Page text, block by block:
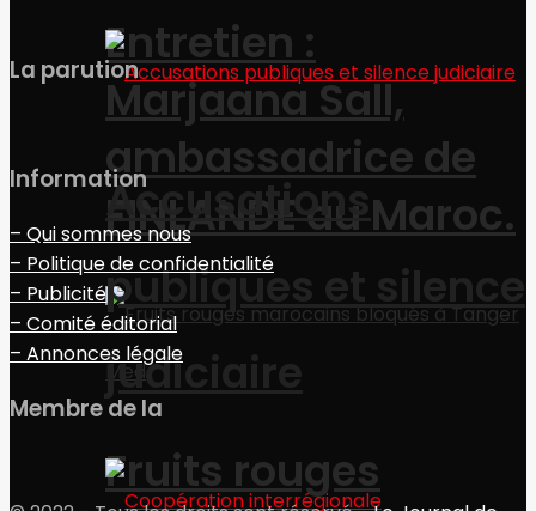
Entretien :
Marjaana Sall,
ambassadrice de
FINLANDE au Maroc.
Fruits rouges
Accusations
publiques et silence
judiciaire
La parution
Information
– Qui sommes nous
– Politique de confidentialité
– Publicité
– Comité éditorial
– Annonces légale
Membre de la